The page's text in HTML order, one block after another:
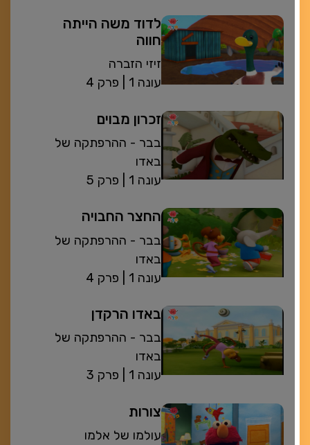
לדוד משה הייתה
חווה
זיזי הזברה
פרק 4
| עונה 1
זכרון מבוים
בבר - ההרפתקה של
באדו
פרק 5
| עונה 1
החצר החבויה
בבר - ההרפתקה של
באדו
פרק 4
| עונה 1
באדו הרקדן
בבר - ההרפתקה של
באדו
פרק 3
| עונה 1
צורות
עולמו של אלמו